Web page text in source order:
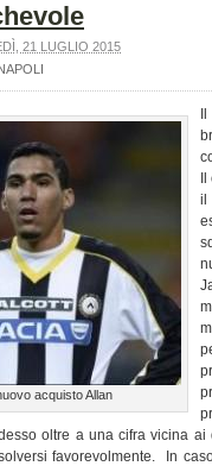
21 LUGLIO 2015
acquisto Allan
il
oltre a una cifra vicina
favorevolmente. In